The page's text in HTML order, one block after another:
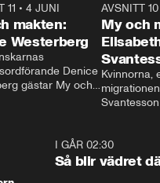
23:40
11 •4 JUNI
makten:
Westerberg
Denice
gästar My och
AVSNITT 10
My och
Kvinnorna,
I GÅR 02:30
Så blir vädret